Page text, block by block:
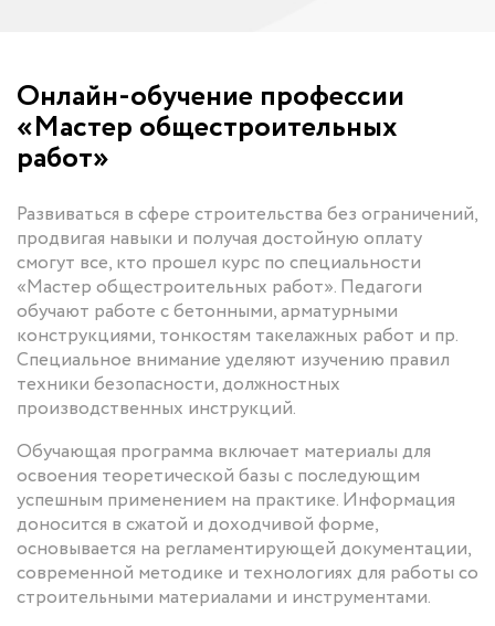
Онлайн-обучение профессии
«Мастер общестроительных
работ»
Развиваться в сфере строительства без ограничений,
продвигая навыки и получая достойную оплату
смогут все, кто прошел курс по специальности
«Мастер общестроительных работ». Педагоги
обучают работе с бетонными, арматурными
конструкциями, тонкостям такелажных работ и пр.
Специальное внимание уделяют изучению правил
техники безопасности, должностных
производственных инструкций.
Обучающая программа включает материалы для
освоения теоретической базы с последующим
успешным применением на практике. Информация
доносится в сжатой и доходчивой форме,
основывается на регламентирующей документации,
современной методике и технологиях для работы со
строительными материалами и инструментами.